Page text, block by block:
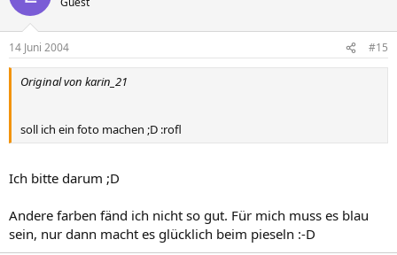
14 Juni 2004 #15
Original von karin_21
soll ich ein foto machen ;D :rofl
Ich bitte darum ;D
Andere farben fänd ich nicht so gut. Für mich muss es blau
sein, nur dann macht es glücklich beim pieseln :-D